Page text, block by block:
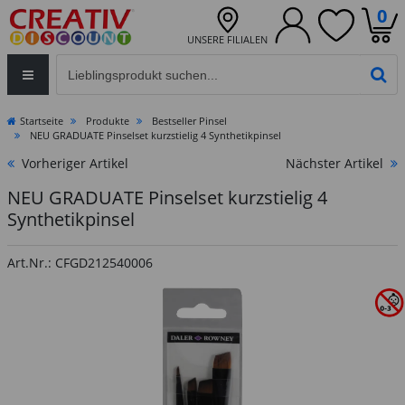
UNSERE FILIALEN
0
Startseite Produkte
Bestseller Pinsel
NEU GRADUATE Pinselset kurzstielig 4 Synthetikpinsel
Vorheriger Artikel Nächster Artikel
NEU GRADUATE Pinselset kurzstielig 4
Synthetikpinsel
Art.Nr.: CFGD212540006